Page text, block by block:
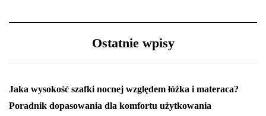
Ostatnie wpisy
Jaka wysokość szafki nocnej względem łóżka i materaca?
Poradnik dopasowania dla komfortu użytkowania